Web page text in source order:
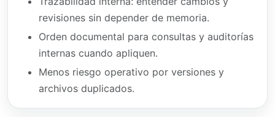
revisiones sin depender de memoria.
Orden documental para consultas y auditorías
internas cuando apliquen.
Menos riesgo operativo por versiones y
archivos duplicados.